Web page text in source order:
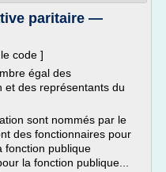
paritaire —
code ]
égal des
et des représentants du
sont nommés par le
des fonctionnaires pour
fonction publique
la fonction publique...